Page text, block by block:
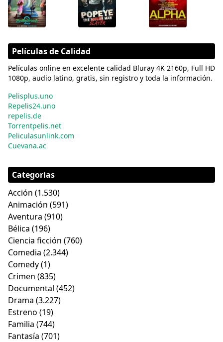
Películas de Calidad
Películas online en excelente calidad Bluray 4K 2160p, Full HD
1080p, audio latino, gratis, sin registro y toda la información.
Pelisplus.uno
Repelis24.uno
repelis.de
Torrentpelis.net
Peliculasunlink.com
Cuevana.ac
Categorias
Acción (1.530)
Animación (591)
Aventura (910)
Bélica (196)
Ciencia ficción (760)
Comedia (2.344)
Comedy(1)
Crimen (835)
Documental (452)
Drama (3.227)
Estreno (19)
Familia (744)
Fantasía (701)